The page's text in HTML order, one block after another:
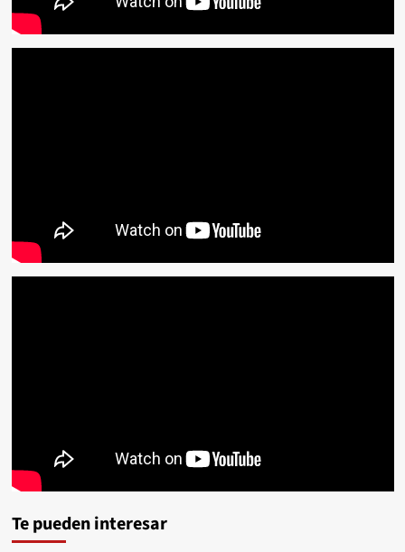
Te pueden interesar